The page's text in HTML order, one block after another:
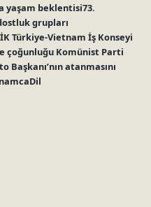
yaşam beklentisi73.
grupları
Türkiye-Vietnam İş Konseyi
çoğunluğu Komünist Parti
atanmasını